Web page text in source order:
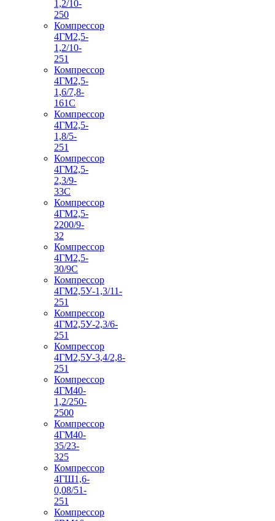
1,2/10-
250
Компрессор
4ГМ2,5-
1,2/10-
251
Компрессор
4ГМ2,5-
1,6/7,8-
161С
Компрессор
4ГМ2,5-
1,8/5-
251
Компрессор
4ГМ2,5-
2,3/9-
33С
Компрессор
4ГМ2,5-
2200/9-
32
Компрессор
4ГМ2,5-
30/9С
Компрессор
4ГМ2,5У-1,3/11-
251
Компрессор
4ГМ2,5У-2,3/6-
251
Компрессор
4ГМ2,5У-3,4/2,8-
251
Компрессор
4ГМ40-
1,2/250-
2500
Компрессор
4ГМ40-
35/23-
325
Компрессор
4ГШ1,6-
0,08/51-
251
Компрессор